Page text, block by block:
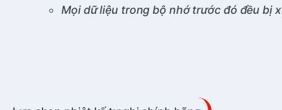
Mọi dữ liệu trong bộ nhớ trước đó đều bị